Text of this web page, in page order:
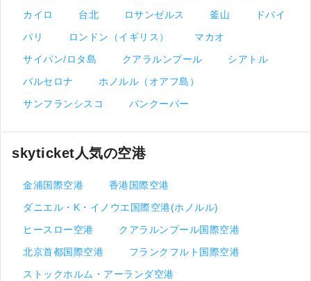
カイロ
台北 ロサンゼルス 釜山
ドバイ
パリ
ロンドン（イギリス）
マカオ
サイパン/ロタ島
クアラルンプール
シアトル
バルセロナ
ホノルル（オアフ島）
サンフランシスコ
バンクーバー
skyticket人気の空港
金浦国際空港
香港国際空港
ダニエル・K・イノウエ国際空港(ホノルル)
ヒースロー空港
クアラルンプール国際空港
北京首都国際空港
フランクフルト国際空港
ストックホルム・アーランダ空港